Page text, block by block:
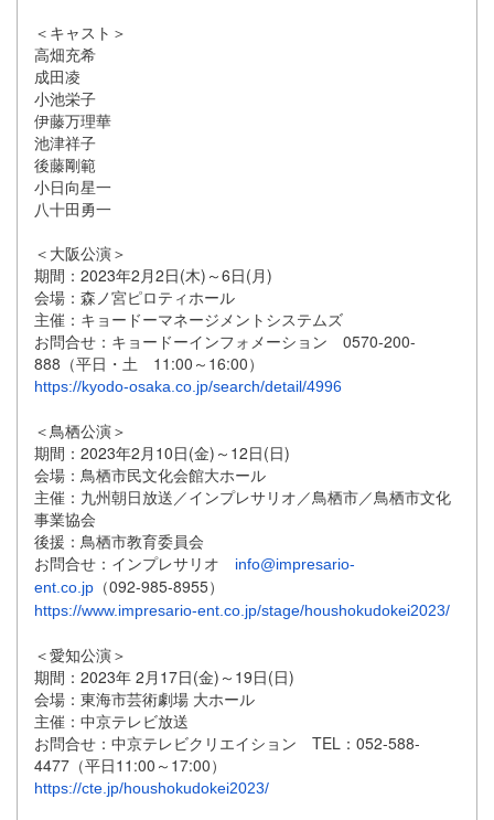
＜キャスト＞
高畑充希
成田凌
小池栄子
伊藤万理華
池津祥子
後藤剛範
小日向星一
八十田勇一
＜大阪公演＞
期間：2023年2月2日(木)～6日(月)
会場：森ノ宮ピロティホール
主催：キョードーマネージメントシステムズ
お問合せ：キョードーインフォメーション 0570-200-
888（平日・土 11:00～16:00）
https://kyodo-osaka.co.jp/search/detail/4996
＜鳥栖公演＞
期間：2023年2月10日(金)～12日(日)
会場：鳥栖市民文化会館大ホール
主催：九州朝日放送／インプレサリオ／鳥栖市／鳥栖市文化
事業協会
後援：鳥栖市教育委員会
お問合せ：インプレサリオ
info@impresario-
ent.co.jp （092-985-8955）
https://www.impresario-ent.co.jp/stage/houshokudokei2023/
＜愛知公演＞
期間：2023年 2月17日(金)～19日(日)
会場：東海市芸術劇場 大ホール
主催：中京テレビ放送
お問合せ：中京テレビクリエイション TEL：052-588-
4477（平日11:00～17:00）
https://cte.jp/houshokudokei2023/